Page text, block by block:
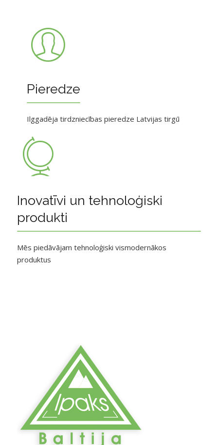
Pieredze
Ilggadēja tirdzniecības pieredze Latvijas tirgū
Inovatīvi un tehnoloģiski
produkti
Mēs piedāvājam tehnoloģiski vismodernākos
produktus